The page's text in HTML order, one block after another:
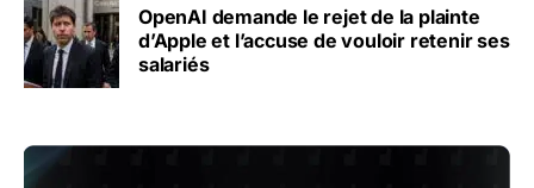
OpenAI demande le rejet de la plainte
d’Apple et l’accuse de vouloir retenir ses
salariés